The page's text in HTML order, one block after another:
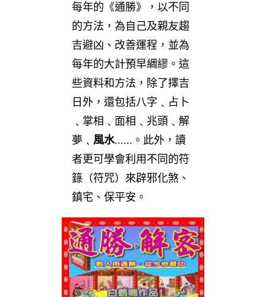
每年的《通勝》，以不同
的方法，為自己及親友趨
吉避凶、改善運程，並為
每年的大計預早綢繆。這
些資料和方法，除了擇吉
日外，還包括八字﹑占卜
﹑掌相﹑面相﹑兆頭﹑解
夢﹑ 風水......。此外，讀
者更可學會利用不同的符
籙（符咒）來辟邪化煞、
鎮宅、保平安。